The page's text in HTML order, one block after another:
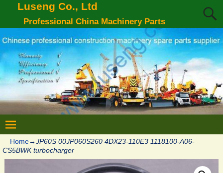
Luseng Co., Ltd
Professional China Machinery Parts
Home→JP60S 00JP060S260 4DX23-110E3 1118100-A06-
CS5BWK turbocharger